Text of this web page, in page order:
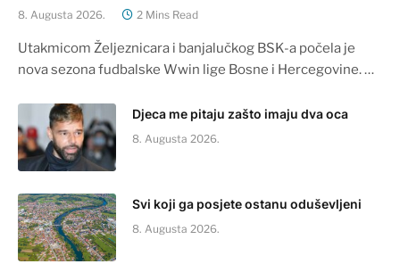
8. Augusta 2026. 2 Mins Read
Utakmicom Željeznicara i banjalučkog BSK-a počela je
nova sezona fudbalske Wwin lige Bosne i Hercegovine. …
Djeca me pitaju zašto imaju dva oca
8. Augusta 2026.
Svi koji ga posjete ostanu oduševljeni
8. Augusta 2026.